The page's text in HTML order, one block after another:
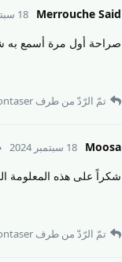
Merrouche Said 18 سبتمبر 2024
صراحة أول مرة أسمع به
تمّ الرّدّ من طرف
Moosa 18 سبتمبر 2024
شكراً على هذه المعلومة
تمّ الرّدّ من طرف